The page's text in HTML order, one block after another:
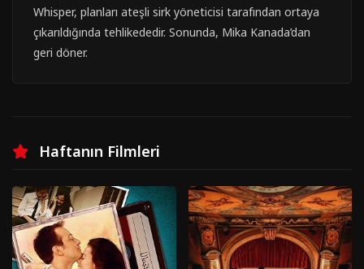
Whisper, planları ateşli sirk yöneticisi tarafından ortaya
çıkarıldığında tehlikededir. Sonunda, Mika Kanada’dan
geri döner.
Haftanın Filmleri